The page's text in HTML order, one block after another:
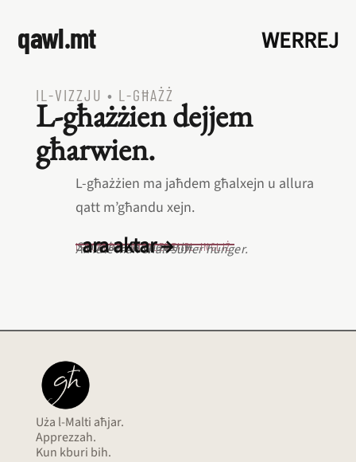
qawl.mt WERREJ
IL‑VIZZJU • L‑GĦAŻŻ
L‑għażżien dejjem
għarwien.
L‑għażżien ma jaħdem għalxejn u allura
qatt m’għandu xejn.
L‑EQREB EKWIVALENTI BL‑INGLIŻ
An idle man shall suffer hunger.
Sloth breeds poverty.
ara aktar →
Uża l-Malti aħjar.
Apprezzah.
Kun kburi bih.